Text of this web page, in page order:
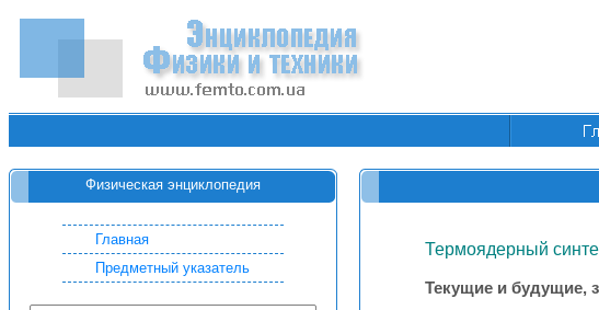
Физическая энциклопедия
Главная
Предметный указатель
Термоядерный
Текущие и будущие,